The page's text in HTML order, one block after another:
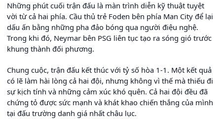
Những phút cuối trận đấu là màn trình diễn kỹ thuật tuyệt
vời từ cả hai phía. Cầu thủ trẻ Foden bên phía Man City để lại
dấu ấn bằng những pha đảo bóng qua người điệu nghệ.
Trong khi đó, Neymar bên PSG liên tục tạo ra sóng gió trước
khung thành đối phương.
Chung cuộc, trận đấu kết thúc với tỷ số hòa 1-1. Một kết quả
có lẽ làm hài lòng cả hai đội, nhưng không vì thế mà thiếu đi
sự kịch tính và những cảm xúc khó quên. Cả hai đội đều đã
chứng tỏ được sức mạnh và khát khao chiến thắng của mình
tại đấu trường danh giá nhất châu lục.